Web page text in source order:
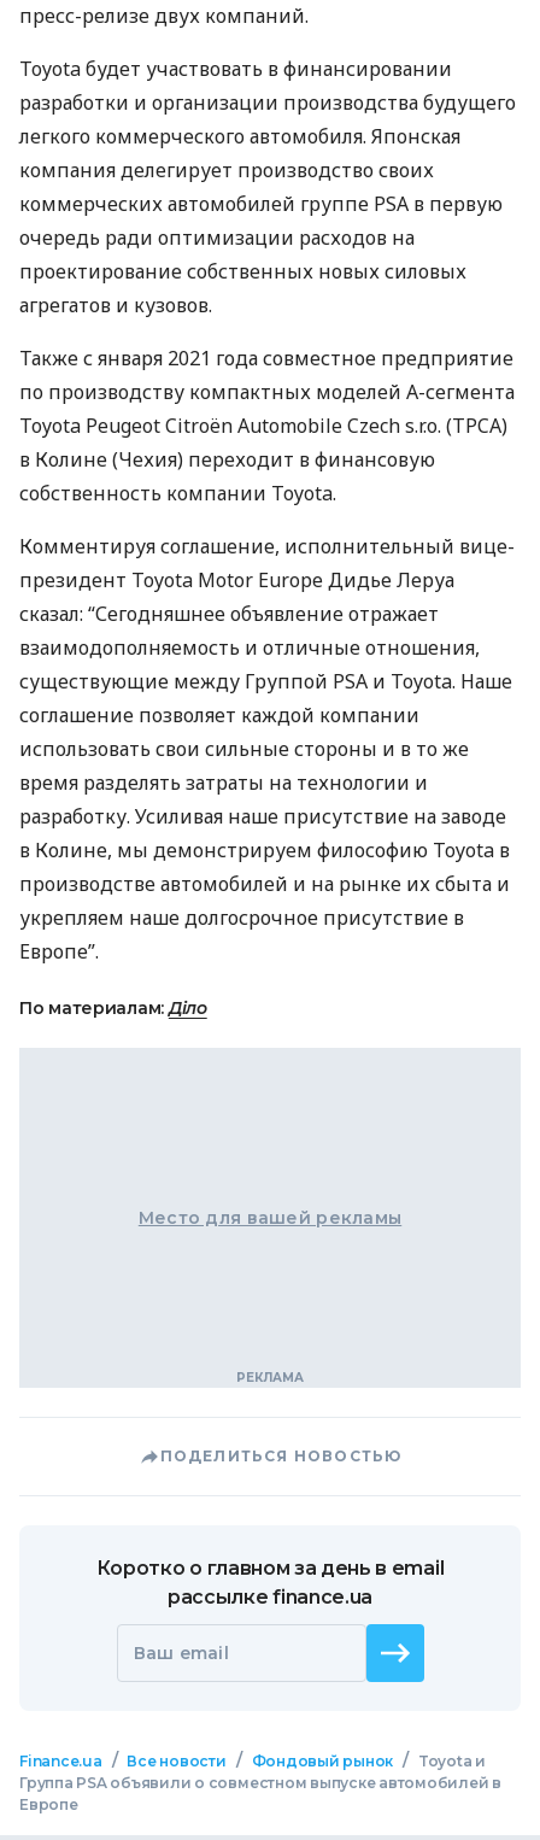
пресс-релизе двух компаний.
Toyota будет участвовать в финансировании
разработки и организации производства будущего
легкого коммерческого автомобиля. Японская
компания делегирует производство своих
коммерческих автомобилей группе PSA в первую
очередь ради оптимизации расходов на
проектирование собственных новых силовых
агрегатов и кузовов.
Также с января 2021 года совместное предприятие
по производству компактных моделей A-сегмента
Toyota Peugeot Citroën Automobile Czech s.r.o. (TPCA)
в Колине (Чехия) переходит в финансовую
собственность компании Toyota.
Комментируя соглашение, исполнительный вице-
президент Toyota Motor Europe Дидье Леруа
сказал: “Сегодняшнее объявление отражает
взаимодополняемость и отличные отношения,
существующие между Группой PSA и Toyota. Наше
соглашение позволяет каждой компании
использовать свои сильные стороны и в то же
время разделять затраты на технологии и
разработку. Усиливая наше присутствие на заводе
в Колине, мы демонстрируем философию Toyota в
производстве автомобилей и на рынке их сбыта и
укрепляем наше долгосрочное присутствие в
Европе”.
По материалам:Діло
Место для вашей рекламы
ПОДЕЛИТЬСЯ НОВОСТЬЮ
Коротко о главном за день в email
рассылке finance.ua
Ваш email
Finance.ua / Все новости / Фондовый рынок /
Toyota и
Группа PSA объявили о совместном выпуске автомобилей в
Европе